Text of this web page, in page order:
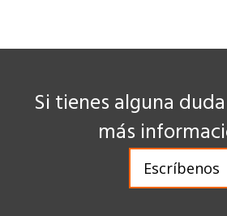
Si tienes alguna
más
Escríbenos